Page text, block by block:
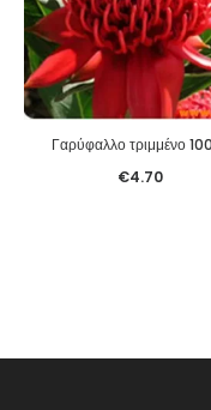
Γαρύφαλλο τριμμένο
€4.70